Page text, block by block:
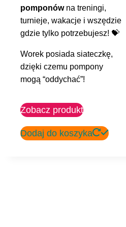
pomponówna treningi,
turnieje, wakacje i wszędzie
gdzie tylko potrzebujesz! 💝
Worek posiada siateczkę,
dzięki czemu pompony
mogą “oddychać”!
Zobacz produkt
Dodaj do koszyka